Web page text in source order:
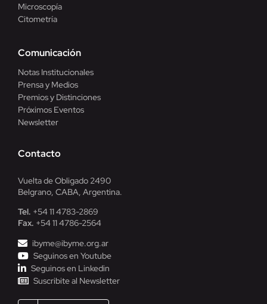
Microscopía
Citometría
Comunicación
Notas Institucionales
Prensa y Medios
Premios y Distinciones
Próximos Eventos
Newsletter
Contacto
Vuelta de Obligado 2490
Belgrano, CABA, Argentina.
Tel. +54 11 4783-2869
Fax. +54 11 4786-2564
ibyme@ibyme.org.ar
Seguinos en Youtube
Seguinos en Linkedin
Suscribite al Newsletter